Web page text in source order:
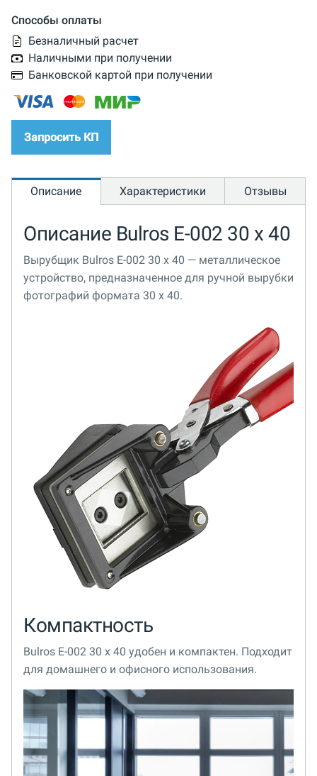
Способы оплаты
Безналичный расчет
Наличными при получении
Банковской картой при получении
Запросить КП
Описание Характеристики Отзывы
Описание Bulros E-002 30 х 40
Вырубщик Bulros E-002 30 х 40 — металлическое
устройство, предназначенное для ручной вырубки
фотографий формата 30 х 40.
Компактность
Bulros E-002 30 х 40 удобен и компактен. Подходит
для домашнего и офисного использования.